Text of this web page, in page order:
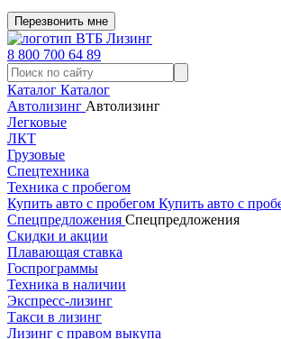
Перезвонить мне
8 800 700 64 89
Каталог Каталог
Автолизинг Автолизинг
Легковые
ЛКТ
Грузовые
Спецтехника
Техника с пробегом
Купить авто с пробегом Купить авто с
Спецпредложения Спецпредложения
Скидки и акции
Плавающая ставка
Госпрограммы
Техника в наличии
Экспресс-лизинг
Такси в лизинг
Лизинг с правом выкупа